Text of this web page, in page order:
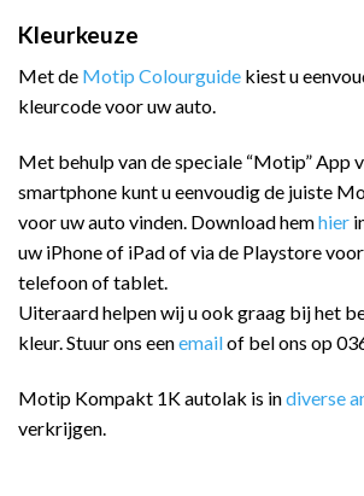
Kleurkeuze
Met de Motip Colourguide kiest u
kleurcode voor uw auto.
Met behulp van de speciale “Motip” App
smartphone kunt u eenvoudig de juiste
voor uw auto vinden. Download hemhier
uw iPhone of iPad of via de Playstore
telefoon of tablet.
Uiteraard helpen wij u ook graag bij het
kleur. Stuur ons eenemailof bel ons op
Motip Kompakt 1K autolak is indiverse
verkrijgen.